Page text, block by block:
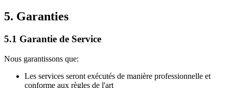
5. Garanties
5.1 Garantie de Service
Nous garantissons que:
Les services seront exécutés de manière professionnelle et
conforme aux règles de l'art